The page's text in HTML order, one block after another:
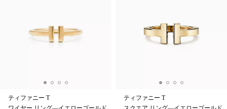
ティファニー T
ティファニー T